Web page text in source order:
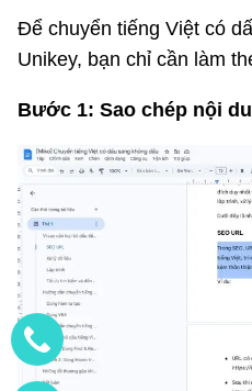
Để chuyển tiếng Việt có
Unikey, bạn chỉ cần làm
Bước 1: Sao chép nội